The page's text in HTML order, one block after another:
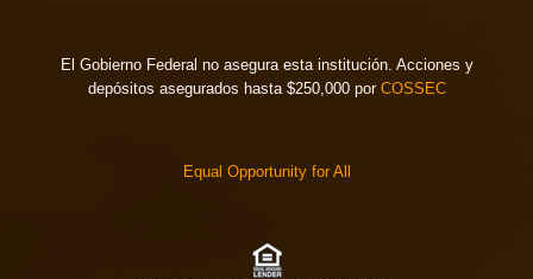
El Gobierno Federal no asegura esta institución. Acciones y
depósitos asegurados hasta $250,000 por COSSEC
Equal Opportunity for All